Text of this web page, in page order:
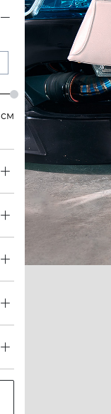
см